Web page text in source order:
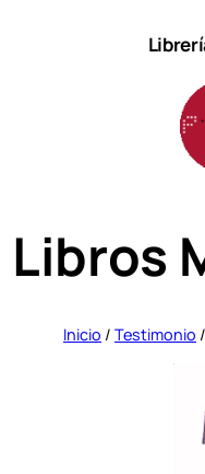
Libros
Inicio / Testimonio